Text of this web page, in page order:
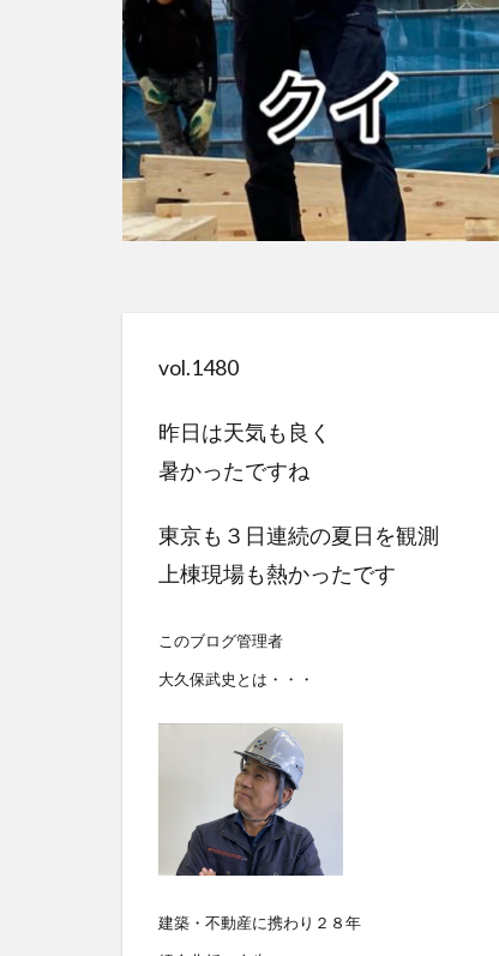
vol.1480
昨日は天気も良く
暑かったですね
東京も３日連続の夏日を観測
上棟現場も熱かったです
このブログ管理者
大久保武史とは・・・
建築・不動産に携わり２８年